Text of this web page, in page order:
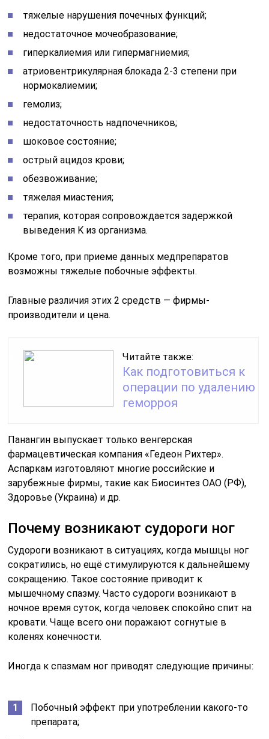
тяжелые нарушения почечных функций;
недостаточное мочеобразование;
гиперкалиемия или гипермагниемия;
атриовентрикулярная блокада 2-3 степени при
нормокалиемии;
гемолиз;
недостаточность надпочечников;
шоковое состояние;
острый ацидоз крови;
обезвоживание;
тяжелая миастения;
терапия, которая сопровождается задержкой
выведения K из организма.
Кроме того, при приеме данных медпрепаратов
возможны тяжелые побочные эффекты.
Главные различия этих 2 средств — фирмы-
производители и цена.
Читайте также:
Как подготовиться к
операции по удалению
геморроя
Панангин выпускает только венгерская
фармацевтическая компания «Гедеон Рихтер».
Аспаркам изготовляют многие российские и
зарубежные фирмы, такие как Биосинтез ОАО (РФ),
Здоровье (Украина) и др.
Почему возникают судороги ног
Судороги возникают в ситуациях, когда мышцы ног
сократились, но ещё стимулируются к дальнейшему
сокращению. Такое состояние приводит к
мышечному спазму. Часто судороги возникают в
ночное время суток, когда человек спокойно спит на
кровати. Чаще всего они поражают согнутые в
коленях конечности.
Иногда к спазмам ног приводят следующие причины:
Побочный эффект при употреблении какого-то
препарата;